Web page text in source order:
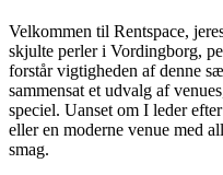
Velkommen til Rentspace,
skjulte perler i Vordingborg,
forstår vigtigheden af denne
sammensat et udvalg af
speciel. Uanset om I leder
eller en moderne venue med
smag.